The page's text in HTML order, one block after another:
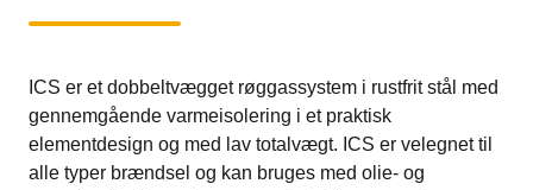
ICS er et dobbeltvægget røggassystem i rustfrit stål med
gennemgående varmeisolering i et praktisk
elementdesign og med lav totalvægt. ICS er velegnet til
alle typer brændsel og kan bruges med olie- og